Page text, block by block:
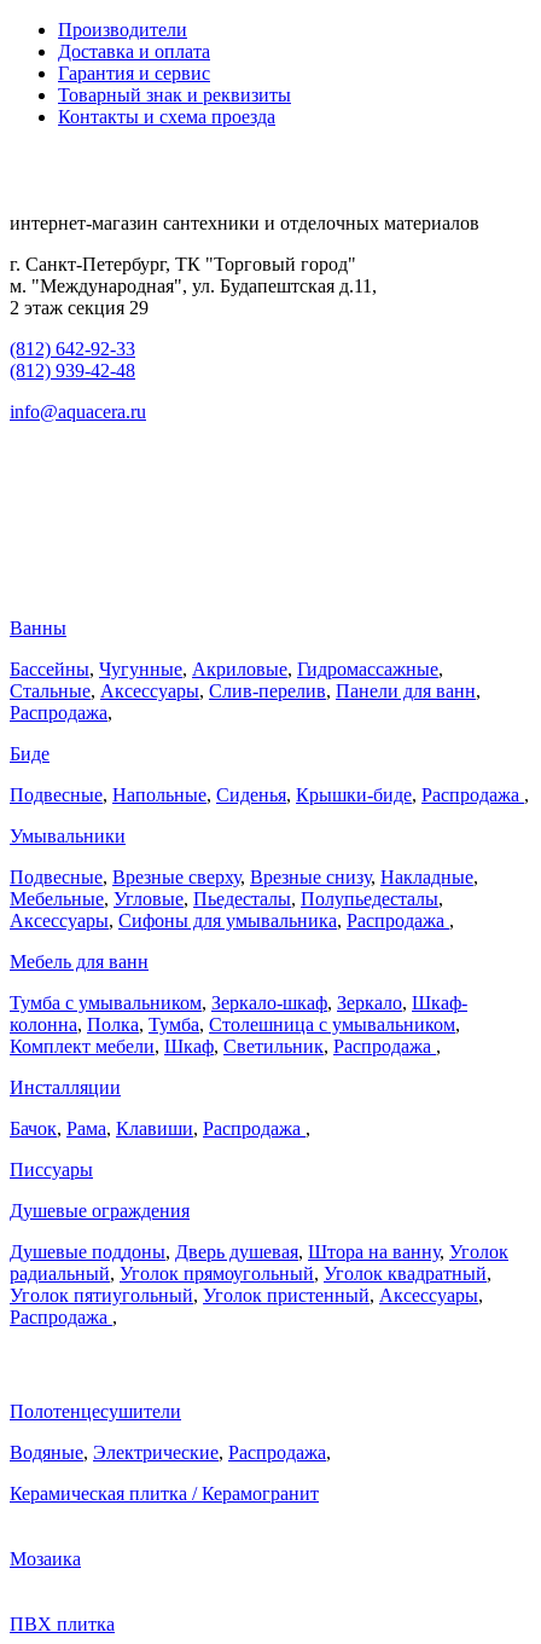
Производители
Доставка и оплата
Гарантия и сервис
Товарный знак и реквизиты
Контакты и схема проезда
интернет-магазин сантехники и отделочных материалов
г. Санкт-Петербург, ТК "Торговый город"
м. "Международная", ул. Будапештская д.11,
2 этаж секция 29
(812) 642-92-33
(812) 939-42-48
info@aquacera.ru
Ванны
Бассейны, Чугунные, Акриловые, Гидромассажные,
Стальные, Аксессуары, Слив-перелив, Панели для ванн,
Распродажа,
Биде
Подвесные, Напольные, Сиденья, Крышки-биде, Распродажа ,
Умывальники
Подвесные, Врезные сверху, Врезные снизу, Накладные,
Мебельные, Угловые, Пьедесталы, Полупьедесталы,
Аксессуары, Сифоны для умывальника, Распродажа ,
Мебель для ванн
Тумба с умывальником, Зеркало-шкаф, Зеркало, Шкаф-
колонна, Полка, Тумба, Столешница с умывальником,
Комплект мебели, Шкаф, Светильник, Распродажа ,
Инсталляции
Бачок, Рама, Клавиши, Распродажа ,
Писсуары
Душевые ограждения
Душевые поддоны, Дверь душевая, Штора на ванну, Уголок
радиальный, Уголок прямоугольный, Уголок квадратный,
Уголок пятиугольный, Уголок пристенный, Аксессуары,
Распродажа ,
Полотенцесушители
Водяные, Электрические, Распродажа,
Керамическая плитка / Керамогранит
Мозаика
ПВХ плитка